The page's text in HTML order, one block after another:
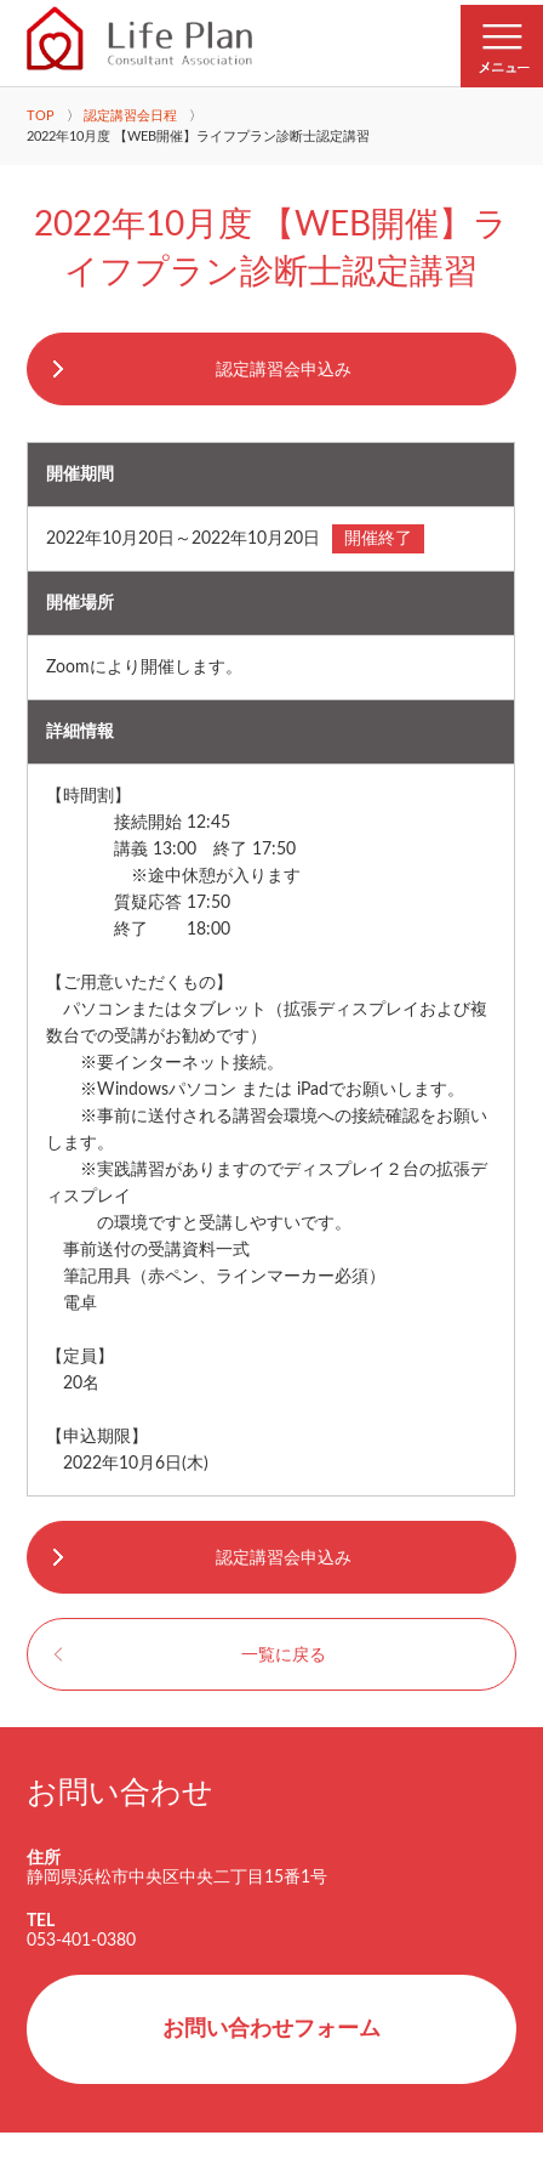
TOP
認定講習会日程
2022年10月度 【WEB開催】ライフプラン診断士認定講習
2022年10月度 【WEB開催】ラ
イフプラン診断士認定講習
認定講習会申込み
開催期間
2022年10月20日～2022年10月20日 開催終了
開催場所
Zoomにより開催します。
詳細情報
【時間割】
接続開始 12:45
講義 13:00 終了 17:50
※途中休憩が入ります
質疑応答 17:50
終了 18:00
【ご用意いただくもの】
パソコンまたはタブレット（拡張ディスプレイおよび複
数台での受講がお勧めです）
※要インターネット接続。
※Windowsパソコン または iPadでお願いします。
※事前に送付される講習会環境への接続確認をお願い
します。
※実践講習がありますのでディスプレイ２台の拡張デ
ィスプレイ
の環境ですと受講しやすいです。
事前送付の受講資料一式
筆記用具（赤ペン、ラインマーカー必須）
電卓
【定員】
20名
【申込期限】
2022年10月6日(木)
認定講習会申込み
一覧に戻る
お問い合わせ
住所
静岡県浜松市中央区中央二丁目15番1号
TEL
053-401-0380
お問い合わせフォーム